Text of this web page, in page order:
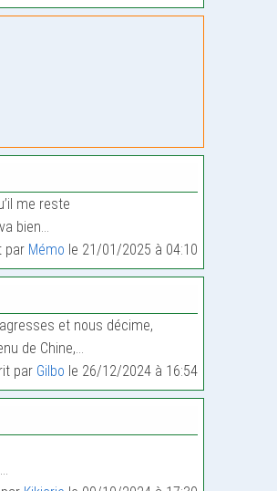
me reste
bien…
par Mémo le 21/01/2025 à 04:10
et nous décime,
de Chine,…
par Gilbo le 26/12/2024 à 16:54